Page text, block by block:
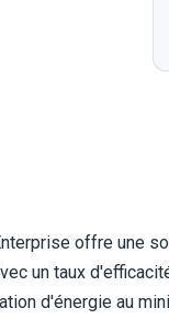
offre une
un taux
d'énergie au